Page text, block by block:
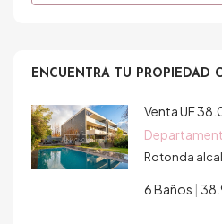
ENCUENTRA TU PROPIEDAD
VentaUF
Rotonda
6 Baños